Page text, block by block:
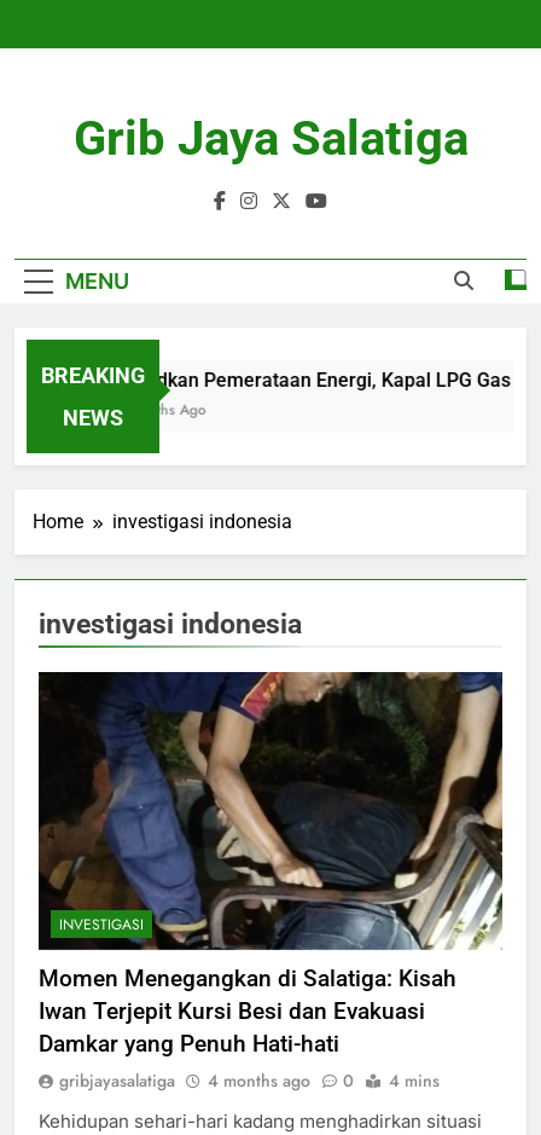
Grib Jaya Salatiga
MENU
BREAKING
NEWS
Wujudkan Pemerataan Energi, Kapal LPG Gas
4 Months Ago
Home investigasi indonesia
investigasi indonesia
INVESTIGASI
Momen Menegangkan di Salatiga: Kisah
Iwan Terjepit Kursi Besi dan Evakuasi
Damkar yang Penuh Hati-hati
gribjayasalatiga 4 months ago 0 4 mins
Kehidupan sehari-hari kadang menghadirkan situasi